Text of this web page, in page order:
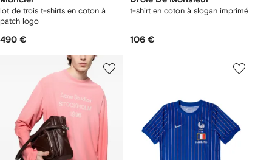
lot de trois t-shirts en coton à
patch logo
490 €
t-shirt en coton à slogan imprimé
106 €